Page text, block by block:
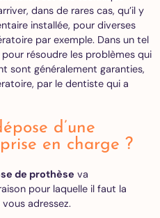
dans de rares cas, qu’il y
installée, pour diverses
par exemple. Dans un tel
résoudre les problèmes qui
sont généralement garanties,
par le dentiste qui a
d’une
en charge ?
de prothèse va
pour laquelle il faut la
adressez.